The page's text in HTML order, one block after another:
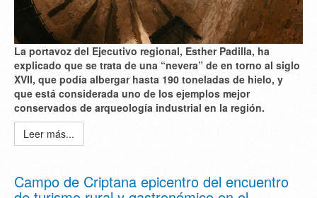
La portavoz del Ejecutivo regional, Esther Padilla, ha
explicado que se trata de una “nevera” de en torno al siglo
XVII, que podía albergar hasta 190 toneladas de hielo, y
que está considerada uno de los ejemplos mejor
conservados de arqueología industrial en la región.
Leer más...
Campo de Criptana epicentro del encuentro